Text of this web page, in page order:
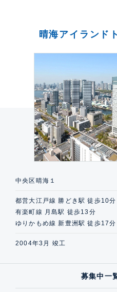
晴海アイランド
中央区晴海１
都営大江戸線 勝どき駅 徒歩10分
有楽町線 月島駅 徒歩13分
ゆりかもめ線 新豊洲駅 徒歩17分
2004年3月 竣工
募集中一